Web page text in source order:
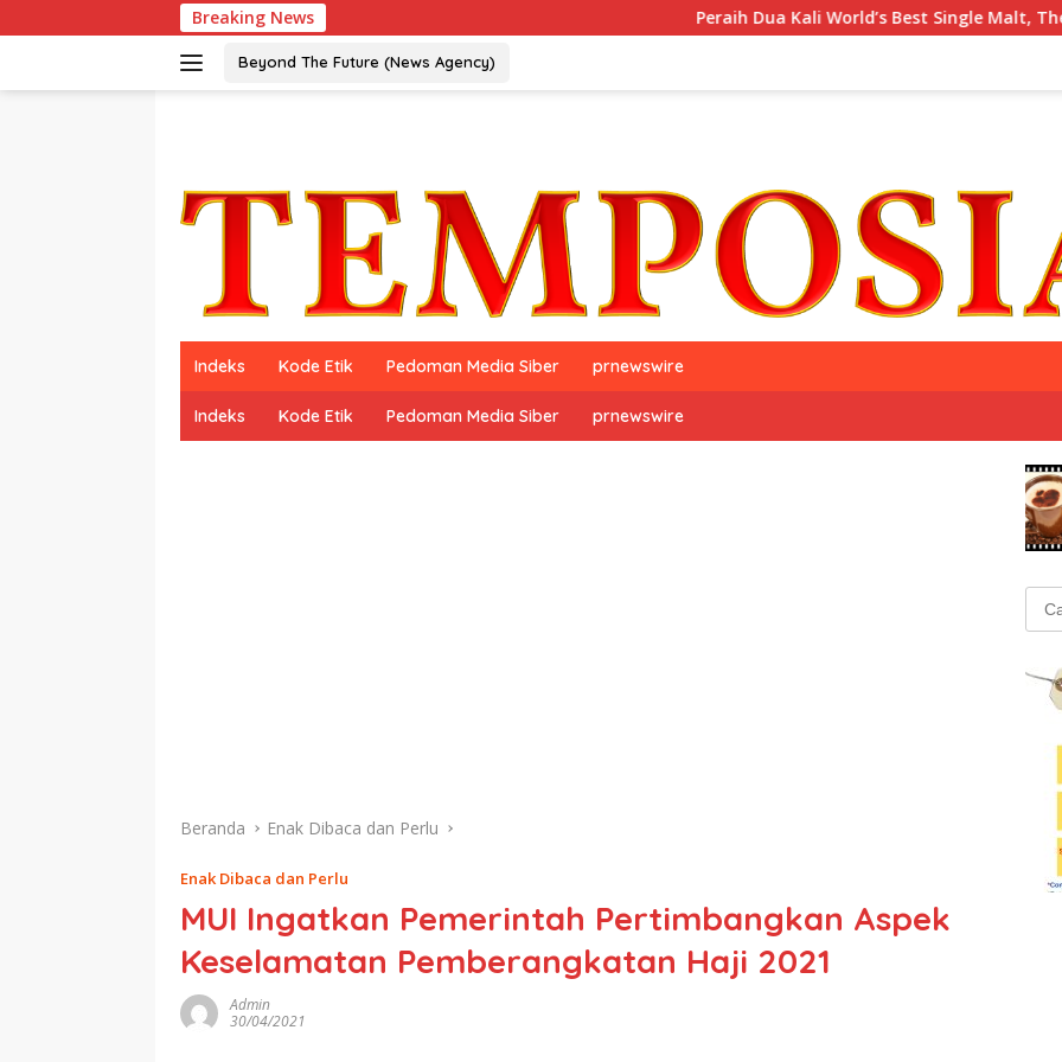
ke
Breaking News Peraih Dua Kali World’s Best Single Malt, The
Beyond The Future (News Agency)
Indeks Kode Etik Pedoman Media Siber prnewswire
Indeks Kode Etik Pedoman Media Siber prnewswire
Beranda Enak Dibaca dan Perlu
Enak Dibaca dan Perlu
MUI Ingatkan Pemerintah Pertimbangkan Aspek
Keselamatan Pemberangkatan Haji 2021
Admin
30/04/2021